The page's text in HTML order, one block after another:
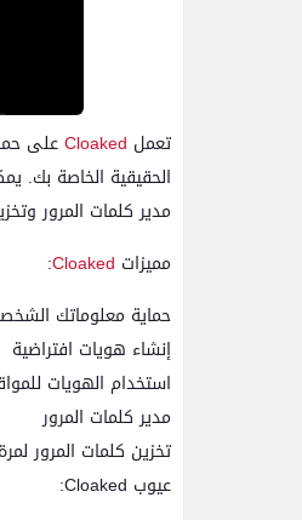
تعمل Cloakedعلى
مدير كلمات المرور
مميزات Cloaked
:
حماية معلوماتك
إنشاء هويات افتراضية
استخدام الهويات
مدير كلمات المرور
تخزين كلمات المرور
عيوب Cloaked: